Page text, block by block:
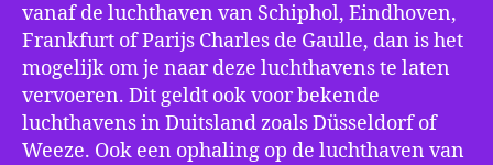
vanaf de luchthaven van Schiphol, Eindhoven,
Frankfurt of Parijs Charles de Gaulle, dan is het
mogelijk om je naar deze luchthavens te laten
vervoeren. Dit geldt ook voor bekende
luchthavens in Duitsland zoals Düsseldorf of
Weeze. Ook een ophaling op de luchthaven van